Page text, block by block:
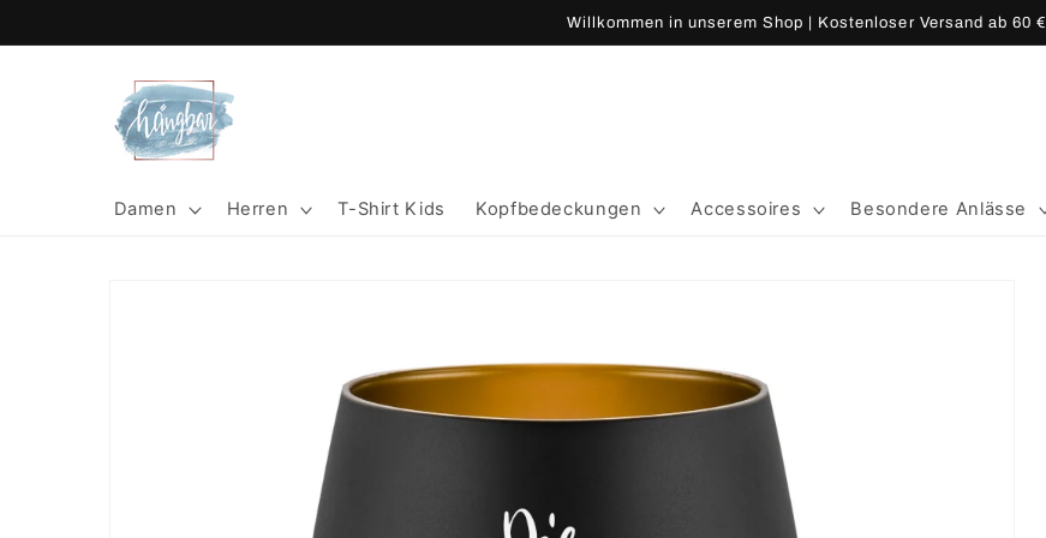
Inhalt
Willkommen in unserem Shop | Kostenloser Versand ab 60 €
Damen Herren T-Shirt Kids Kopfbedeckungen Accessoires Besondere Anlässe